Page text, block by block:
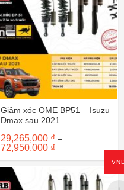
Giảm xóc OME BP51 – Isuzu
Dmax sau 2021
29,265,000 ₫ –
72,950,000 ₫
từ
đến
72,950,000 ₫